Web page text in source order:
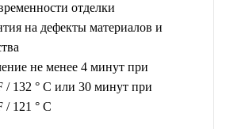
отделки
на дефекты материалов и
не менее 4 минут при
/ 132 ° C или 30 минут при
/ 121 ° C